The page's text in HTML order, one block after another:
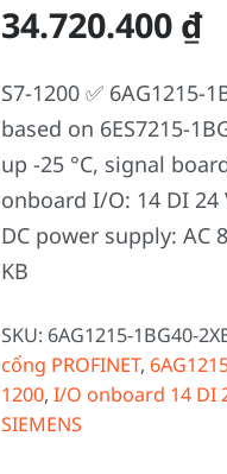
34.720.400 ₫
S7-1200 ✅ 6AG1215-
based on 6ES7215-
up -25 °C, signal
onboard I/O: 14 DI 24
DC power supply: AC
KB
SKU: 6AG1215-1BG40-
cổng PROFINET,
1200, I/O onboard 14 DI
SIEMENS